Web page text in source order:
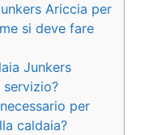
Ariccia per
si deve fare
Junkers
per
caldaia?